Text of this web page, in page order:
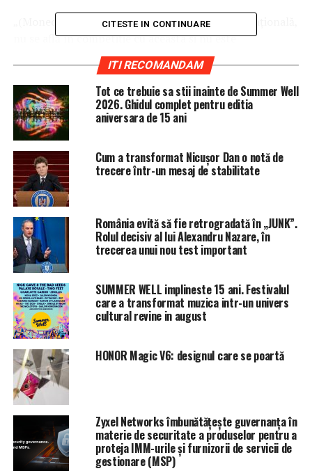
„(Moneda locală – n.r.) nu înlocuieşte moneda naţională,
nu se află în competiţie cu aceasta şi nu este
tranzacţionată în sistemul bancar, fiind o monedă
complementară”, au decarat reprezentanţii
Consorţiului.
Sibcoinul va avea drept scop încurajarea schimburilor
locale şi construcţia de reţele locale/regionale de
producţie si comerţ şi nci nu va pune în vreun fel în
discuţie folosirea monedei naţionale oficiale, emisă de
Banca Naţională.
ARTICOLE PE ACEIASI TEMA: PRIMA
Anunțul comisarului european despre cea mai așteptată
autostradă din România
NU RATATI
Lovitură TOTALĂ pentru Tăriceanu, de la PROCURORI
CITESTE IN CONTINUARE
ITI RECOMANDAM
Tot ce trebuie sa stii inainte de Summer Well
2026. Ghidul complet pentru editia
aniversara de 15 ani
Cum a transformat Nicușor Dan o notă de
trecere într-un mesaj de stabilitate
România evită să fie retrogradată în „JUNK”.
Rolul decisiv al lui Alexandru Nazare, în
trecerea unui nou test important
SUMMER WELL implineste 15 ani. Festivalul
care a transformat muzica intr-un univers
cultural revine in august
HONOR Magic V6: designul care se poartă
Zyxel Networks îmbunătățește guvernanța în
materie de securitate a produselor pentru a
proteja IMM-urile și furnizorii de servicii de
gestionare (MSP)